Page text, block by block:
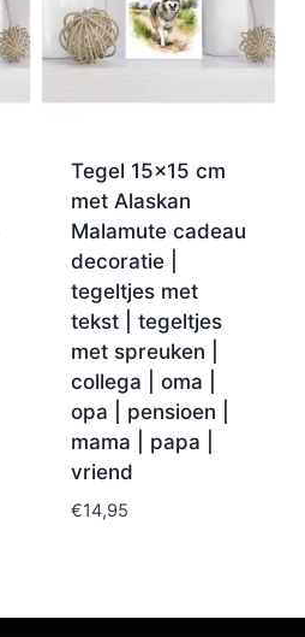
Tegel 15×15 cm
met Alaskan
Malamute cadeau
decoratie |
tegeltjes met
tekst | tegeltjes
met spreuken |
collega | oma |
opa | pensioen |
mama | papa |
vriend
€14,95